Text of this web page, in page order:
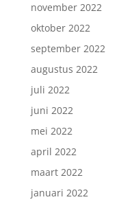
november 2022
oktober 2022
september 2022
augustus 2022
juli 2022
juni 2022
mei 2022
april 2022
maart 2022
januari 2022